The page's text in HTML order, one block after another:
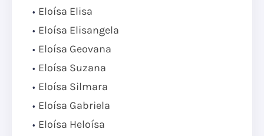
Eloísa Elisa
Eloísa Elisangela
Eloísa Geovana
Eloísa Suzana
Eloísa Silmara
Eloísa Gabriela
Eloísa Heloísa